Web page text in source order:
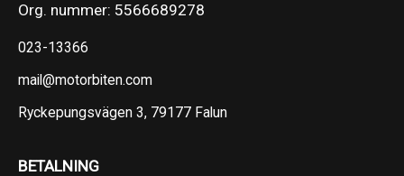
Org. nummer: 5566689278
023-13366
mail@motorbiten.com
Ryckepungsvägen 3, 79177 Falun
BETALNING